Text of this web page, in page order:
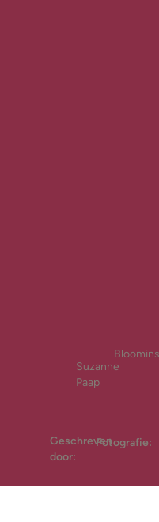
Geschreven
door:
Suzanne
Paap
Fotografie: